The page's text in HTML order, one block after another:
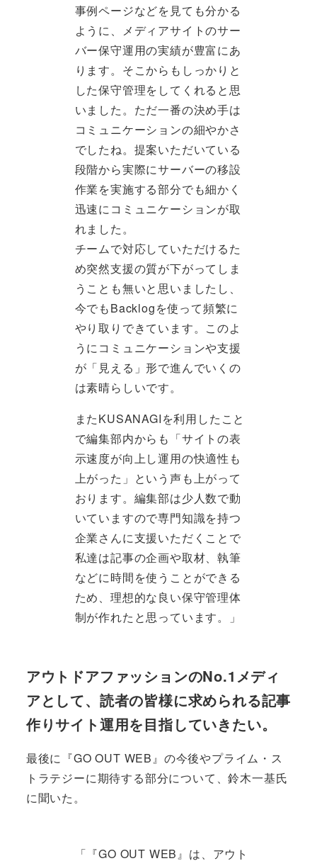
事例ページなどを見ても分かる
ように、メディアサイトのサー
バー保守運用の実績が豊富にあ
ります。そこからもしっかりと
した保守管理をしてくれると思
いました。ただ一番の決め手は
コミュニケーションの細やかさ
でしたね。提案いただいている
段階から実際にサーバーの移設
作業を実施する部分でも細かく
迅速にコミュニケーションが取
れました。
チームで対応していただけるた
め突然支援の質が下がってしま
うことも無いと思いましたし、
今でもBacklogを使って頻繁に
やり取りできています。このよ
うにコミュニケーションや支援
が「見える」形で進んでいくの
は素晴らしいです。
またKUSANAGIを利用したこと
で編集部内からも「サイトの表
示速度が向上し運用の快適性も
上がった」という声も上がって
おります。編集部は少人数で動
いていますので専門知識を持つ
企業さんに支援いただくことで
私達は記事の企画や取材、執筆
などに時間を使うことができる
ため、理想的な良い保守管理体
制が作れたと思っています。」
アウトドアファッションのNo.1メディ
アとして、読者の皆様に求められる記事
作りサイト運用を目指していきたい。
最後に『GO OUT WEB』の今後やプライム・ス
トラテジーに期待する部分について、鈴木一基氏
に聞いた。
「『GO OUT WEB』は、アウト